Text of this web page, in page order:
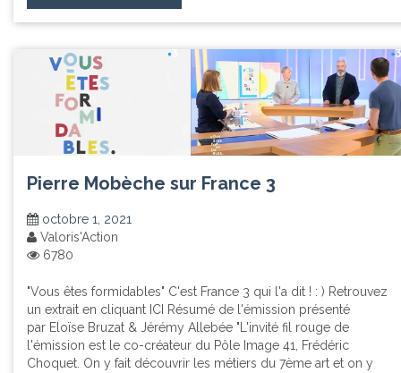
Pierre Mobèche sur France 3
octobre 1, 2021
Valoris'Action
6780
"Vous êtes formidables" C'est France 3 qui l'a dit ! : ) Retrouvez
un extrait en cliquant ICI Résumé de l'émission présenté
par Eloïse Bruzat & Jérémy Allebée "L'invité fil rouge de
l'émission est le co-créateur du Pôle Image 41, Frédéric
Choquet. On y fait découvrir les métiers du 7ème art et on y